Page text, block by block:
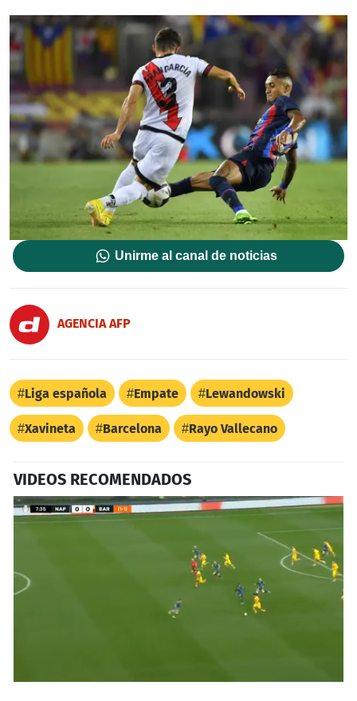
Unirme al canal de noticias
AGENCIA AFP
Liga española Empate Lewandowski
Xavineta Barcelona Rayo Vallecano
VIDEOS RECOMENDADOS